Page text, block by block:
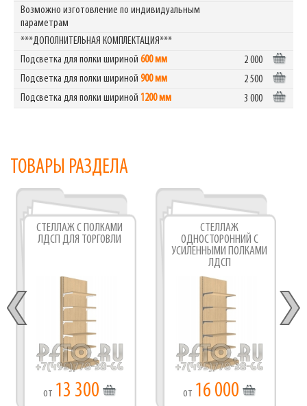
Возможно изготовление по индивидуальным
параметрам
***ДОПОЛНИТЕЛЬНАЯ КОМПЛЕКТАЦИЯ***
Подсветка для полки шириной 600 мм
2 000
Подсветка для полки шириной 900 мм
2 500
Подсветка для полки шириной 1200 мм 3 000
ТОВАРЫ РАЗДЕЛА
СТЕЛЛАЖ С ПОЛКАМИ
ЛДСП ДЛЯ ТОРГОВЛИ
от 13 300
СТЕЛЛАЖ
ОДНОСТОРОННИЙ С
УСИЛЕННЫМИ ПОЛКАМИ
ЛДСП
от 16 000